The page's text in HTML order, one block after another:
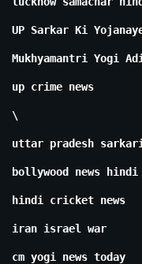
UP Sarkar Ki
Mukhyamantri Yogi
up crime news
\
uttar pradesh
bollywood news hindi
hindi cricket news
iran israel war
cm yogi news today